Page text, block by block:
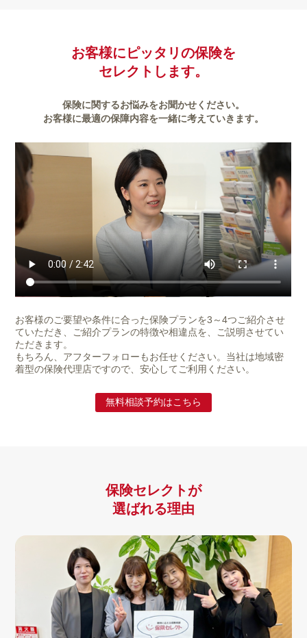
お客様にピッタリの保険を
セレクトします。
保険に関するお悩みをお聞かせください。
お客様に最適の保障内容を一緒に考えていきます。
お客様のご要望や条件に合った保険プランを3～4つご紹介させ
ていただき、ご紹介プランの特徴や相違点を、ご説明させてい
ただきます。
もちろん、アフターフォローもお任せください。当社は地域密
着型の保険代理店ですので、安心してご利用ください。
無料相談予約はこちら
保険セレクトが
選ばれる理由